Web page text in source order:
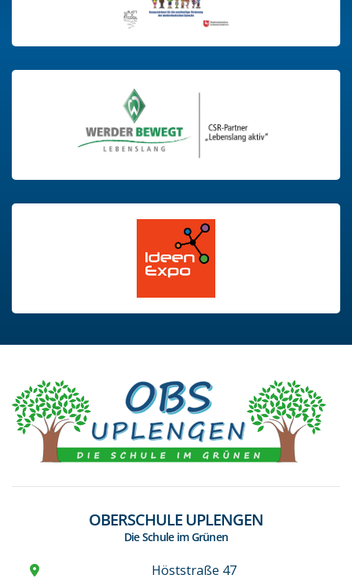
OBERSCHULE UPLENGEN
Die Schule im Grünen
Höststraße 47